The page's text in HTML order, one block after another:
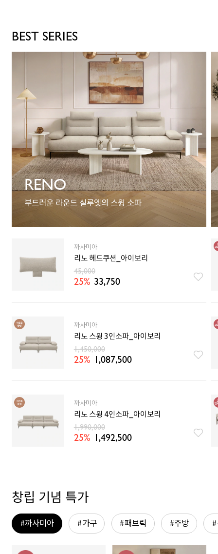
BEST SERIES
RENO
부드러운 라운드 실루엣의 스윙 소파
까사미아
리노 헤드쿠션_아이보리
45,000
25% 33,750
까사미아
리노 스윙 3인소파_아이보리
1,450,000
25% 1,087,500
까사미아
리노 스윙 4인소파_아이보리
1,990,000
25% 1,492,500
창립 기념 특가
까사미아 가구 패브릭 주방